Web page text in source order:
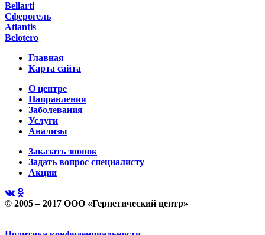
Bellarti
Сферогель
Atlantis
Belotero
Главная
Карта сайта
О центре
Направления
Заболевания
Услуги
Анализы
Заказать звонок
Задать вопрос специалисту
Акции
© 2005 – 2017 ООО «Герпетический центр»